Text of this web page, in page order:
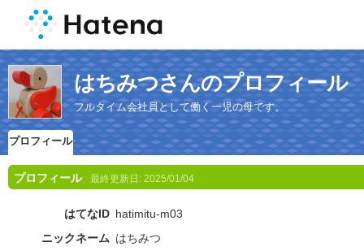
はちみつさんのプロフィール
フルタイム会社員として働く一児の母です。
プロフィール
プロフィール 最終更新日: 2025/01/04
はてなID hatimitu-m03
ニックネーム はちみつ